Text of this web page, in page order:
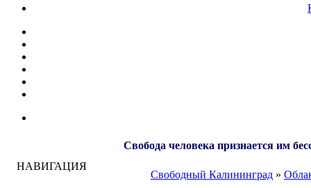
Свобода человека признается им
НАВИГАЦИЯ
Свободный Калининград »